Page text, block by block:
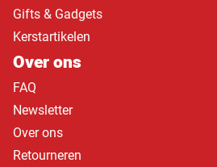
Gifts & Gadgets
Kerstartikelen
Over ons
FAQ
Newsletter
Over ons
Retourneren